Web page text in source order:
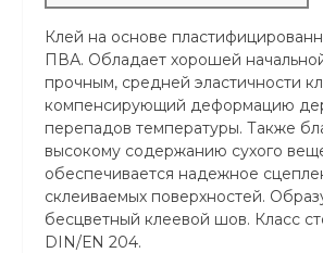
Клей на основе
ПВА. Обладает хорошей
прочным, средней эластичности
компенсирующий деформацию
перепадов температуры. Также
высокому содержанию сухого
обеспечивается надежное
склеиваемых поверхностей.
бесцветный клеевой шов. Класс
DIN/ЕN 204.